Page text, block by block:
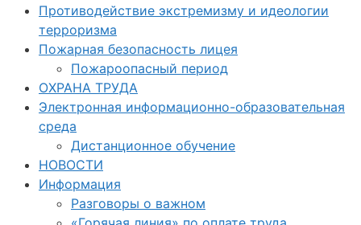
Противодействие экстремизму и идеологии
терроризма
Пожарная безопасность лицея
Пожароопасный период
ОХРАНА ТРУДА
Электронная информационно-образовательная
среда
Дистанционное обучение
НОВОСТИ
Информация
Разговоры о важном